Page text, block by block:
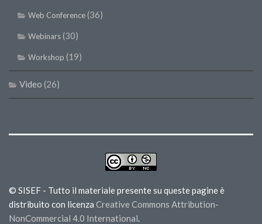
Web Conference(36)
Webinars(30)
Workshop (19)
Video (26)
© SISEF - Tutto il materiale presente su queste pagine è
distribuito con licenza Creative Commons Attribution-
NonCommercial 4.0 International.